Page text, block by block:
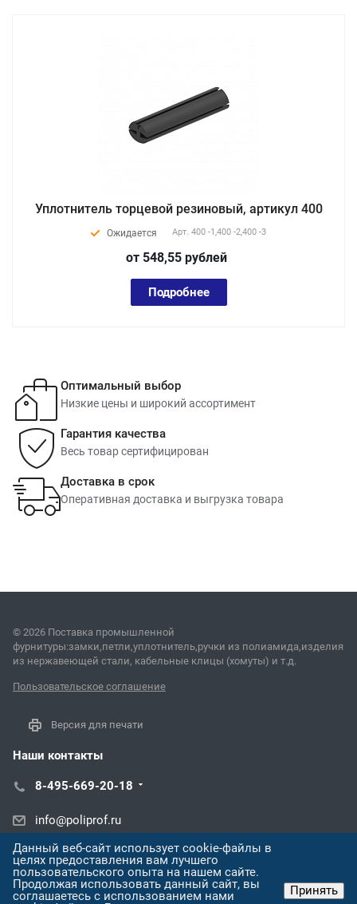
Уплотнитель торцевой резиновый, артикул 400
Ожидается Арт. 400 -1,400 -2,400 -3
от 548,55 рублей
Подробнее
Оптимальный выбор
Низкие цены и широкий ассортимент
Гарантия качества
Весь товар сертифицирован
Доставка в срок
Оперативная доставка и выгрузка товара
© 2026 Поставка промышленной
фурнитуры:замки,петли,уплотнитель,ручки из полиамида,изделия
из нержавеющей стали, кабельные клицы (хомуты) и т.д.
Пользовательское соглашение
Версия для печати
Наши контакты
8-495-669-20-18
info@poliprof.ru
ул. Латышских Стрелков, 31О
Данный веб-сайт использует cookie-файлы в
целях предоставления вам лучшего
пользовательского опыта на нашем сайте.
Продолжая использовать данный сайт, вы
соглашаетесь с использованием нами
Принять